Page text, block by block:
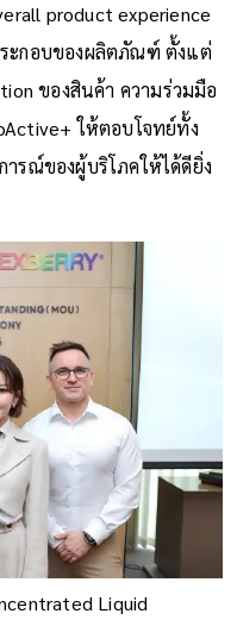
product experience
ะกอบของผลิตภัณฑ์ ตั้งแต่
ของสินค้า ความร่วมมือ
ให้ตอบโจทย์ทั้ง
รณ์ของผู้บริโภคให้ได้ดียิ่ง
Liquid